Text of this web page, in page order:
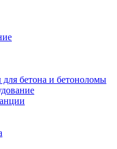
бетона и бетоноломы